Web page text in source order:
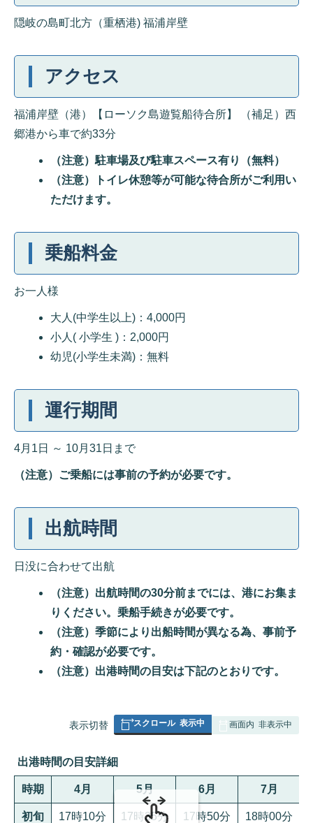
隠岐の島町北方（重栖港) 福浦岸壁
アクセス
福浦岸壁（港）【ローソク島遊覧船待合所】 （補足）西
郷港から車で約33分
（注意）駐車場及び駐車スペース有り（無料）
（注意）トイレ休憩等が可能な待合所がご利用い
ただけます。
乗船料金
お一人様
大人(中学生以上)：4,000円
小人( 小学生 )：2,000円
幼児(小学生未満)：無料
運行期間
4月1日 ～ 10月31日まで
（注意）ご乗船には事前の予約が必要です。
出航時間
日没に合わせて出航
（注意）出航時間の30分前までには、港にお集ま
りください。乗船手続きが必要です。
（注意）季節により出船時間が異なる為、事前予
約・確認が必要です。
（注意）出港時間の目安は下記のとおりです。
表
み
の
表示切替 スクロール 表示中 画面内 非表示中
出港時間の目安詳細
時期 4月 5月 6月 7月
初旬 17時10分 17時35分 17時50分 18時00分